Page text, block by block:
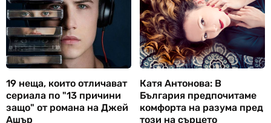
19 неща, които отличават
сериала по "13 причини
защо" от романа на Джей
Ашър
Катя Антонова: В
България предпочитаме
комфорта на разума пред
този на сърцето